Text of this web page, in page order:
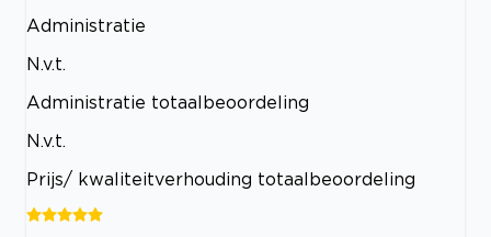
Administratie
N.v.t.
Administratie totaalbeoordeling
N.v.t.
Prijs/ kwaliteitverhouding totaalbeoordeling